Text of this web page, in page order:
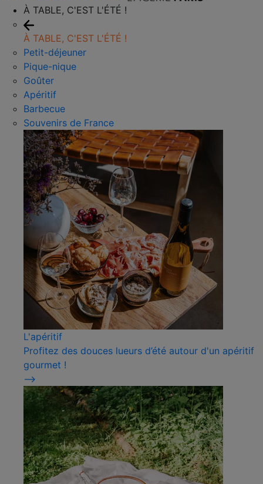
À TABLE, C'EST L'ÉTÉ !
À TABLE, C'EST L'ÉTÉ !
Petit-déjeuner
Pique-nique
Goûter
Apéritif
Barbecue
Souvenirs de France
L'apéritif
Profitez des douces lueurs d’été autour d'un apéritif
gourmet !
⟶